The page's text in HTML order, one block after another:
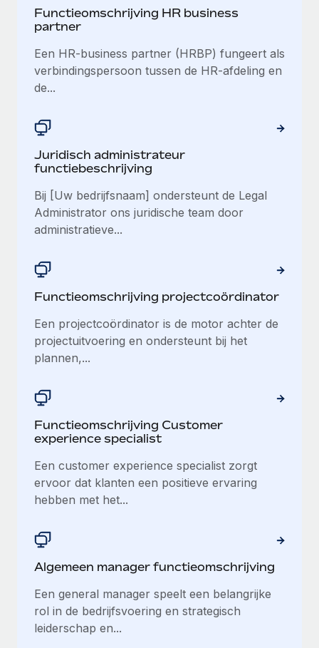
Functieomschrijving HR business
partner
Een HR-business partner (HRBP) fungeert als
verbindingspersoon tussen de HR-afdeling en
de...
Juridisch administrateur
functiebeschrijving
Bij [Uw bedrijfsnaam] ondersteunt de Legal
Administrator ons juridische team door
administratieve...
Functieomschrijving projectcoördinator
Een projectcoördinator is de motor achter de
projectuitvoering en ondersteunt bij het
plannen,...
Functieomschrijving Customer
experience specialist
Een customer experience specialist zorgt
ervoor dat klanten een positieve ervaring
hebben met het...
Algemeen manager functieomschrijving
Een general manager speelt een belangrijke
rol in de bedrijfsvoering en strategisch
leiderschap en...